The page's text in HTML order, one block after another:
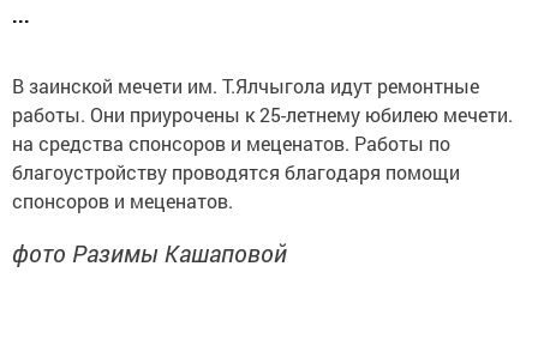
...
В заинской мечети им. Т.Ялчыгола идут ремонтные
работы. Они приурочены к 25-летнему юбилею мечети.
на средства спонсоров и меценатов. Работы по
благоустройству проводятся благодаря помощи
спонсоров и меценатов.
фото Разимы Кашаповой